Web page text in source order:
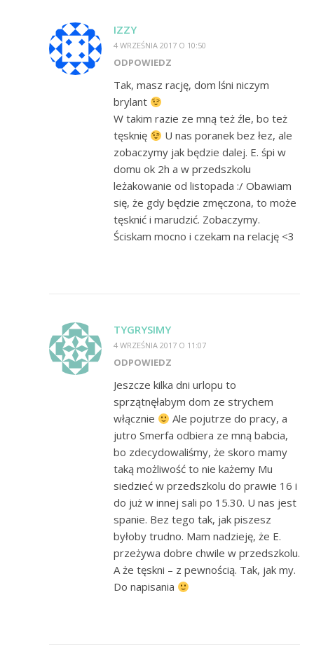
IZZY
4 WRZEŚNIA 2017 O 10:50
ODPOWIEDZ
Tak, masz rację, dom lśni niczym
brylant
W takim razie ze mną też źle, bo też
tęsknię
U nas poranek bez łez, ale
zobaczymy jak będzie dalej. E. śpi w
domu ok 2h a w przedszkolu
leżakowanie od listopada :/ Obawiam
się, że gdy będzie zmęczona, to może
tęsknić i marudzić. Zobaczymy.
Ściskam mocno i czekam na relację <3
TYGRYSIMY
4 WRZEŚNIA 2017 O 11:07
ODPOWIEDZ
Jeszcze kilka dni urlopu to
sprzątnęłabym dom ze strychem
włącznie
Ale pojutrze do pracy, a
jutro Smerfa odbiera ze mną babcia,
bo zdecydowaliśmy, że skoro mamy
taką możliwość to nie każemy Mu
siedzieć w przedszkolu do prawie 16 i
do już w innej sali po 15.30. U nas jest
spanie. Bez tego tak, jak piszesz
byłoby trudno. Mam nadzieję, że E.
przeżywa dobre chwile w przedszkolu.
A że tęskni – z pewnością. Tak, jak my.
Do napisania